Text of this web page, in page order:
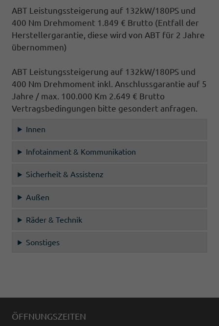
ABT Leistungssteigerung auf 132kW/180PS und
400 Nm Drehmoment 1.849 € Brutto (Entfall der
Herstellergarantie, diese wird von ABT für 2 Jahre
übernommen)
ABT Leistungssteigerung auf 132kW/180PS und
400 Nm Drehmoment inkl. Anschlussgarantie auf 5
Jahre / max. 100.000 Km 2.649 € Brutto
Vertragsbedingungen bitte gesondert anfragen.
Innen
Infotainment & Kommunikation
Sicherheit & Assistenz
Außen
Räder & Technik
Sonstiges
ÖFFNUNGSZEITEN